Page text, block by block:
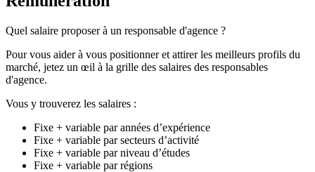
Quel salaire proposer à un responsable d'agence ?
Pour vous aider à vous positionner et attirer les meilleurs profils du
marché, jetez un œil à la grille des salaires des responsables
d'agence.
Vous y trouverez les salaires :
Fixe + variable par années d’expérience
Fixe + variable par secteurs d’activité
Fixe + variable par niveau d’études
Fixe + variable par régions